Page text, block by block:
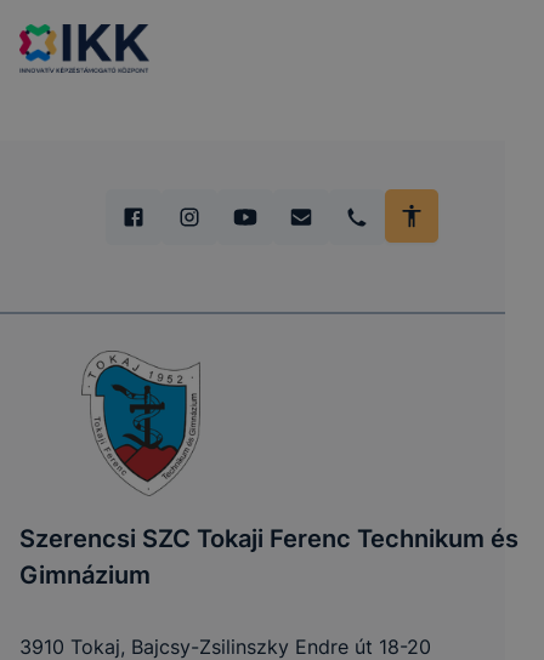
Szerencsi SZC Tokaji Ferenc Technikum és
Gimnázium
3910 Tokaj, Bajcsy-Zsilinszky Endre út 18-20